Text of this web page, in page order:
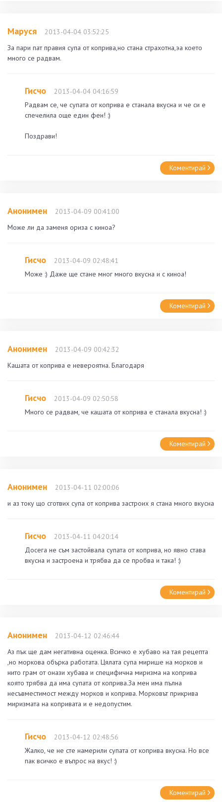
Маруся
2013-04-04 03:52:25
За пари пат правия супа от коприва,но стана страхотна,эа което
много се радвам.
Гисчо
2013-04-04 04:16:59
Радвам се, че супата от коприва е станала вкусна и че си е
спечелила още един фен! :)
Поздрави!
Коментирай
Анонимен
2013-04-09 00:41:00
Може ли да заменя ориза с киноа?
Гисчо
2013-04-09 02:48:41
Може :) Даже ще стане мног много вкусна и с киноа!
Коментирай
Анонимен
2013-04-09 00:42:32
Кашата от коприва е невероятна. Благодаря
Гисчо
2013-04-09 02:50:58
Много се радвам, че кашата от коприва е станала вкусна! :)
Коментирай
Анонимен
2013-04-11 02:00:06
и аз току що сготвих супа от коприва застроих я стана много вкусна
Гисчо
2013-04-11 04:20:14
Досега не съм застойвала супата от коприва, но явно става
вкусна и застроена и трябва да се пробва и така! :)
Коментирай
Анонимен
2013-04-12 02:46:44
Аз пък ще дам негативна оценка. Всичко е хубаво на тая рецепта
,но моркова обърка работата. Цялата супа мирише на морков и
нито грам от онази хубава и специфична миризма на коприва
която трябва да има супата от коприва.За мен има пълна
несъвместимост между морков и коприва. Морковът прикрива
миризмата на копривата и е недопустим.
Гисчо
2013-04-12 02:48:56
Жалко, че не сте намерили супата от коприва вкусна. Но все
пак всичко е въпрос на вкус! :)
Коментирай